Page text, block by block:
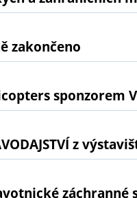
zakončeno
sponzorem
z
záchranné